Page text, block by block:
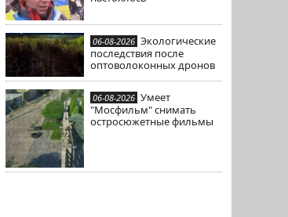
06-08-2026 Экологические
последствия после
оптоволоконных дронов
06-08-2026 Умеет
"Мосфильм" снимать
остросюжетные фильмы